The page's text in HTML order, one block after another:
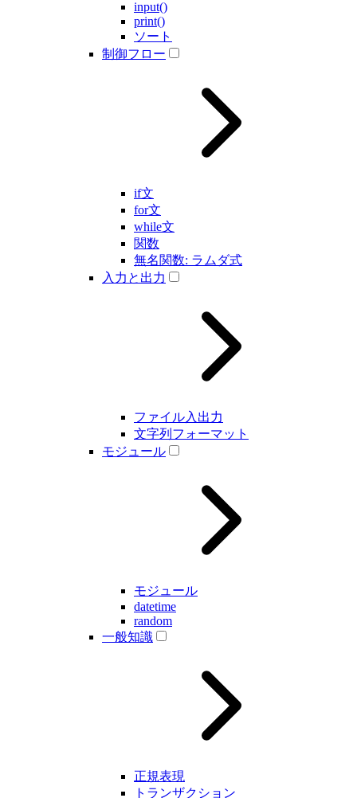
input()
print()
ソート
制御フロー
if文
for文
while文
関数
無名関数: ラムダ式
入力と出力
ファイル入出力
文字列フォーマット
モジュール
モジュール
datetime
random
一般知識
正規表現
トランザクション